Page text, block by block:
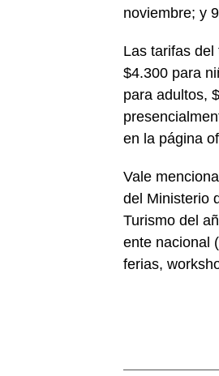
noviembre; y
Las tarifas
$4.300 para
para adultos,
en la página
Vale
del Ministerio
Turismo del
ente nacional
ferias,